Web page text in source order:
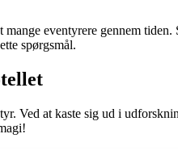
eventyrere gennem
spørgsmål.
Ved at kaste sig ud i